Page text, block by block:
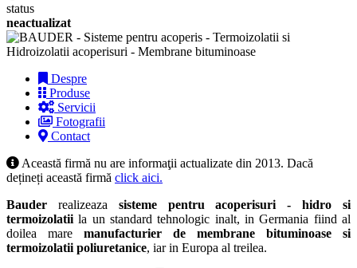
status
neactualizat
Despre
Produse
Servicii
Fotografii
Contact
Această firmă nu are informaţii actualizate din 2013. Dacă
dețineți această firmă click aici.
Bauder realizeaza sisteme pentru acoperisuri - hidro si
termoizolatiila un standard tehnologic inalt, in Germania fiind al
doilea mare manufacturier de membrane bituminoase si
termoizolatii poliuretanice, iar in Europa al treilea.